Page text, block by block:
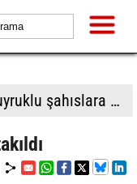
Kayseri'de yabancı uyruklu şahıslara biber gazı sıkıp bıçakladılar: 1 ölü, 1 yaralı